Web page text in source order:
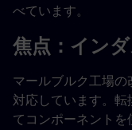
べています。
焦点：イン
マールブルク工場
対応しています。
てコンポーネント